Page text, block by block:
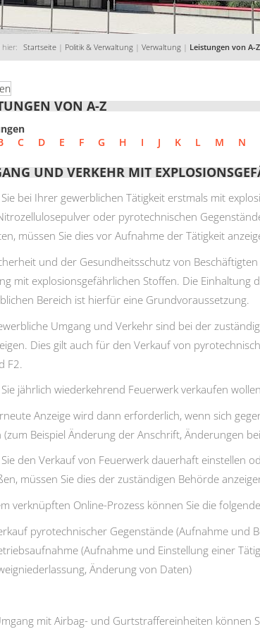
hier: Startseite | Politik & Verwaltung | Verwaltung | Leistungen von A-Z
VON A-Z
C D E F G H I J K L M N
UND VERKEHR MIT
bei Ihrer gewerblichen Tätigkeit erstmals mit
oder pyrotechnischen
müssen Sie dies vor Aufnahme der Tätigkeit
und der Gesundheitsschutz von
mit explosionsgefährlichen Stoffen. Die Einhaltung
Bereich ist hierfür eine Grundvoraussetzung.
Umgang und Verkehr sind bei der
Dies gilt auch für den Verkauf von
F2.
jährlich wiederkehrend Feuerwerk verkaufen
Anzeige wird dann erforderlich, wenn sich
(zum Beispiel Änderung der Anschrift, Änderungen
den Verkauf von Feuerwerk dauerhaft einstellen
müssen Sie dies der zuständigen Behörde
verknüpften Online-Prozess können Sie die
pyrotechnischer Gegenstände (Aufnahme und
(Aufnahme und Einstellung einer
Änderung von Daten)
mit Airbag- und Gurtstraffereinheiten können